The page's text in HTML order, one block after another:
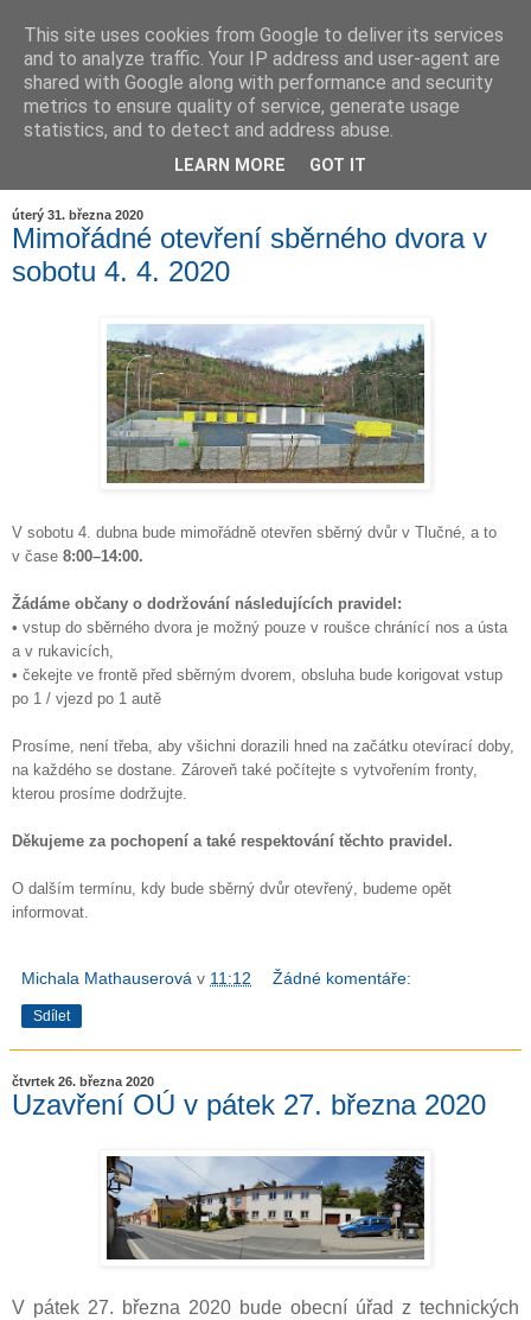
úterý 31. března 2020
Mimořádné otevření sběrného dvora v
sobotu 4. 4. 2020
V sobotu 4. dubna bude mimořádně otevřen sběrný dvůr v Tlučné, a to
v čase 8:00–14:00.
Žádáme občany o dodržování následujících pravidel:
• vstup do sběrného dvora je možný pouze v roušce chránící nos a ústa
a v rukavicích,
• čekejte ve frontě před sběrným dvorem, obsluha bude korigovat vstup
po 1 / vjezd po 1 autě
Prosíme, není třeba, aby všichni dorazili hned na začátku otevírací doby,
na každého se dostane. Zároveň také počítejte s vytvořením fronty,
kterou prosíme dodržujte.
Děkujeme za pochopení a také respektování těchto pravidel.
O dalším termínu, kdy bude sběrný dvůr otevřený, budeme opět
informovat.
Michala Mathauserová v 11:12 Žádné komentáře:
Sdílet
čtvrtek 26. března 2020
Uzavření OÚ v pátek 27. března 2020
V pátek 27. března 2020 bude obecní úřad z technických
This site uses cookies from Google to deliver its services
and to analyze traffic. Your IP address and user-agent are
shared with Google along with performance and security
metrics to ensure quality of service, generate usage
statistics, and to detect and address abuse.
LEARN MORE GOT IT